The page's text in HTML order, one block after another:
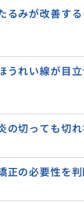
るみが改善す
うれい線が目
の切っても切
正の必要性を